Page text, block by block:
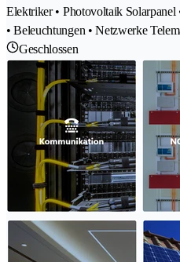
Elektriker • Photovoltaik Solarpanel
• Beleuchtungen • Netzwerke
Geschlossen